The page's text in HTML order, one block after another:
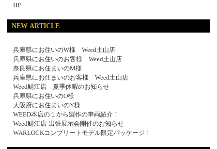
HP
NEW ARTICLE
兵庫県にお住いのW様 Weed土山店
兵庫県にお住いのお客様 Weed土山店
奈良県にお住まいのM様
兵庫県にお住まいのお客様 Weed土山店
Weed鯖江店 夏季休暇のお知らせ
兵庫県にお住いのO様
大阪府にお住まいのY様
WEED本店の１から製作の車両紹介！
Weed鯖江店 出張展示会開催のお知らせ
WARLOCKコンプリートモデル限定パッケージ！